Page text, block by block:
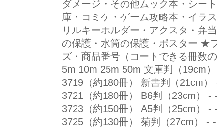
ダメージ・その他ムック本・シー
庫・コミケ・ゲーム攻略本・イラ
リルキーホルダー・アクスタ・弁
の保護・水筒の保護・ポスター ★
ズ・商品番号（コートできる冊数
5m 10m 25m 50m 文庫判（19cm
3719（約180冊） 新書判（21cm
3721（約180冊） B6判（23cm）
3723（約150冊） A5判（25cm）
3725（約130冊） 菊判（27cm） -